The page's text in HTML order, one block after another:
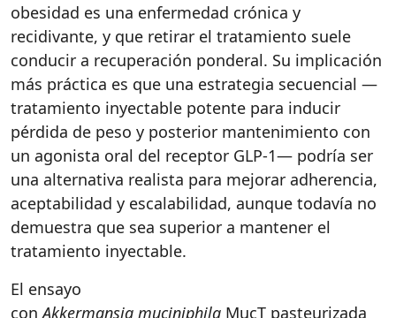
obesidad es una enfermedad crónica y
recidivante, y que retirar el tratamiento suele
conducir a recuperación ponderal. Su implicación
más práctica es que una estrategia secuencial —
tratamiento inyectable potente para inducir
pérdida de peso y posterior mantenimiento con
un agonista oral del receptor GLP-1— podría ser
una alternativa realista para mejorar adherencia,
aceptabilidad y escalabilidad, aunque todavía no
demuestra que sea superior a mantener el
tratamiento inyectable.
El ensayo
conAkkermansia muciniphila MucT pasteurizada